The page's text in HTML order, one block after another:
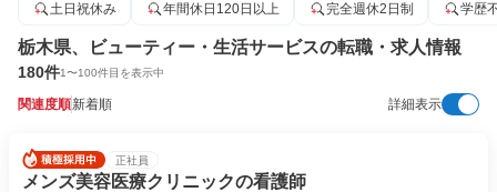
土日祝休み
年間休日120日以上 完全週休2日制 学歴
栃木県、ビューティー・生活サービスの転職・求人情報
180件1〜100件目を表示中
関連度順新着順 詳細表示
正社員
メンズ美容医療クリニックの看護師